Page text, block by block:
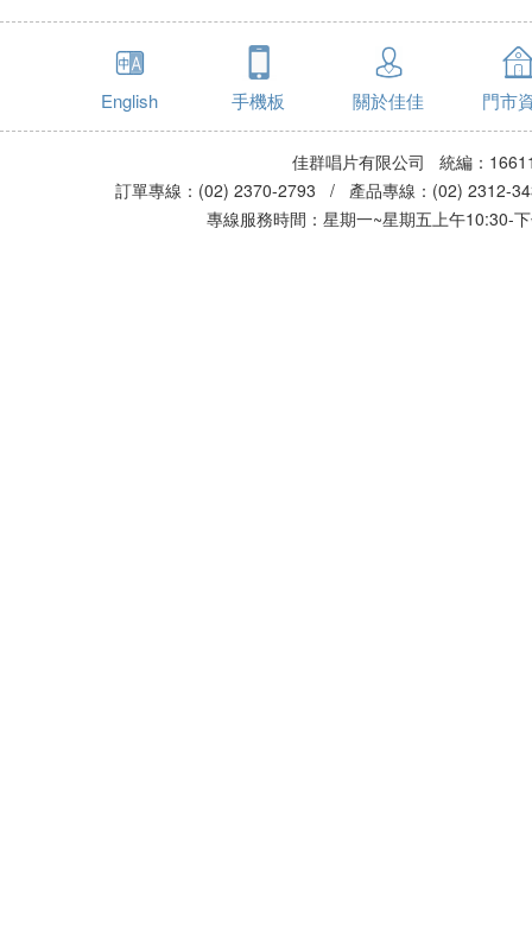
English 手機板 關於佳佳 門市
佳群唱片有限公司 統編：
訂單專線：(02) 2370-2793 / 產品專線：(02)
專線服務時間：星期一~星期五上午10:30-